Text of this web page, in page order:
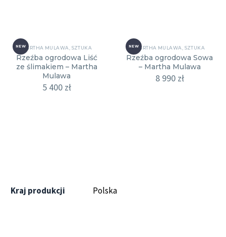
NEWMARTHA MULAWA SZTUKA
Rzeźba ogrodowa Liść
ze ślimakiem – Martha
Mulawa
5 400 zł
NEWMARTHA MULAWA SZTUKA
Rzeźba ogrodowa Sowa
– Martha Mulawa
8 990 zł
Kraj produkcji Polska